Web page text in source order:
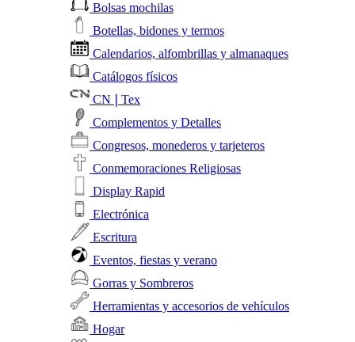
Bolsas mochilas
Botellas, bidones y termos
Calendarios, alfombrillas y almanaques
Catálogos físicos
CN❘Tex
Complementos y Detalles
Congresos, monederos y tarjeteros
Conmemoraciones Religiosas
Display Rapid
Electrónica
Escritura
Eventos, fiestas y verano
Gorras y Sombreros
Herramientas y accesorios de vehículos
Hogar